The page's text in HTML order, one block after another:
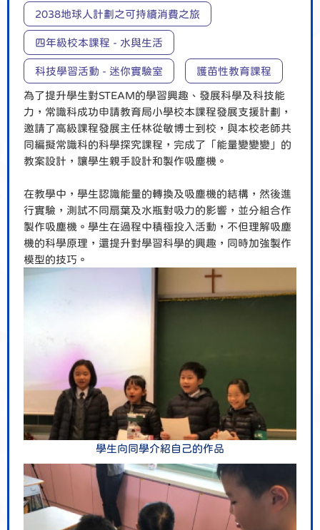
2038地球人計劃之可持續消費之旅
四年級校本課程 - 水與生活
科技學習活動 - 迷你實驗室 護苗性教育課程
為了提升學生對STEAM的學習興趣、發展科學及科技能
力，常識科成功申請教育局小學校本課程發展支援計劃，
邀請了高級課程發展主任林從敏博士到校，與本校老師共
同編擬常識科的科學探究課程，完成了「能量變變變」的
教案設計，讓學生親手設計和製作吸塵機。
在教學中，學生認識能量的轉換及吸塵機的結構，然後進
行實驗，測試不同扇葉及水瓶對吸力的影響，並分組合作
製作吸塵機。學生在過程中積極投入活動，不但理解吸塵
機的科學原理，還提升對學習科學的興趣，同時加強製作
模型的技巧。
學生向同學介紹自己的作品